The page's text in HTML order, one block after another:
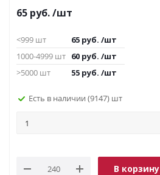
65 руб./шт
<999 шт 65 руб. /шт
1000-4999 шт 60 руб. /шт
>5000 шт
55 руб. /шт
Есть в наличии (9147)
В корзину